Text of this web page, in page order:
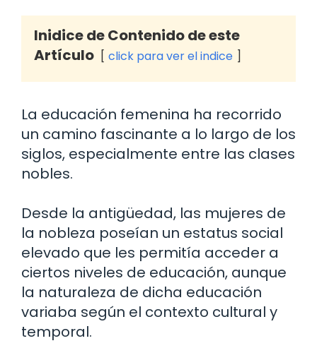
Inidice de Contenido de este
Artículo
click para ver el indice
La educación femenina ha recorrido
un camino fascinante a lo largo de los
siglos, especialmente entre las clases
nobles.
Desde la antigüedad, las mujeres de
la nobleza poseían un estatus social
elevado que les permitía acceder a
ciertos niveles de educación, aunque
la naturaleza de dicha educación
variaba según el contexto cultural y
temporal.